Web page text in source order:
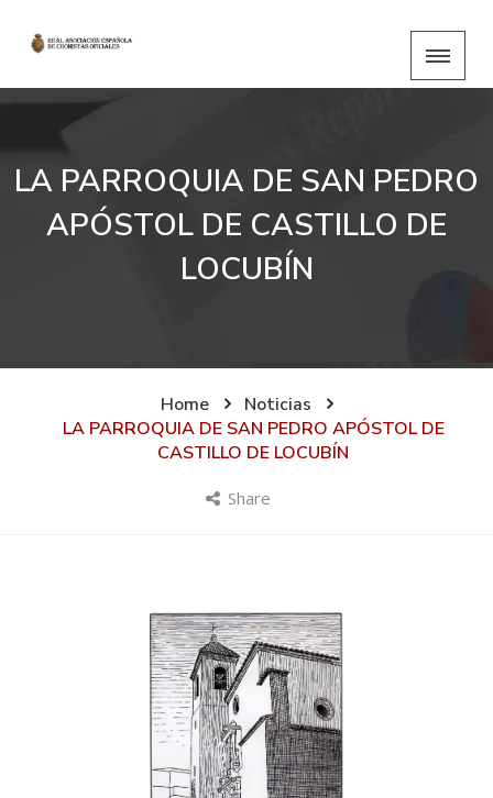
LA PARROQUIA DE SAN PEDRO
APÓSTOL DE CASTILLO DE
LOCUBÍN
Home
Noticias
LA PARROQUIA DE SAN PEDRO APÓSTOL DE
CASTILLO DE LOCUBÍN
Share